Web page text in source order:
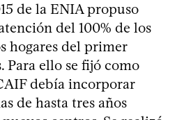
de la ENIA propuso
del 100% de los
hogares del primer
Para ello se fijó como
debía incorporar
de hasta tres años